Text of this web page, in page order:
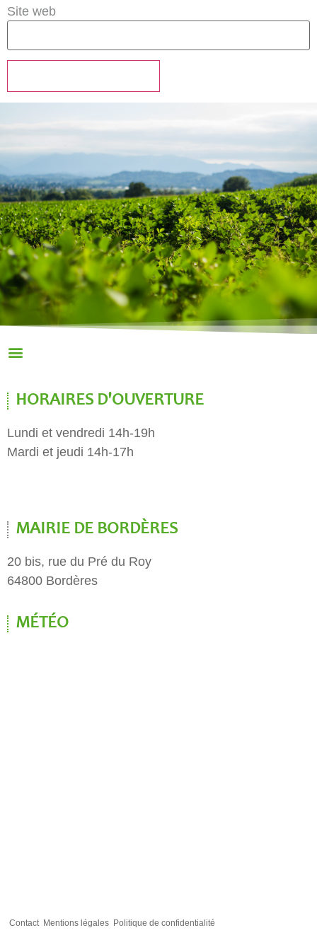
Site web
HORAIRES D'OUVERTURE
Lundi et vendredi 14h-19h
Mardi et jeudi 14h-17h
MAIRIE DE BORDÈRES
20 bis, rue du Pré du Roy
64800 Bordères
MÉTÉO
Contact Mentions légales Politique de confidentialité